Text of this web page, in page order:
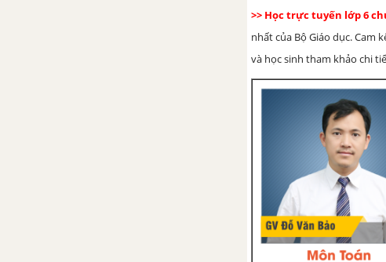
>> Học trực tuyến lớp 6
nhất của Bộ Giáo dục. Cam
và học sinh tham khảo chi